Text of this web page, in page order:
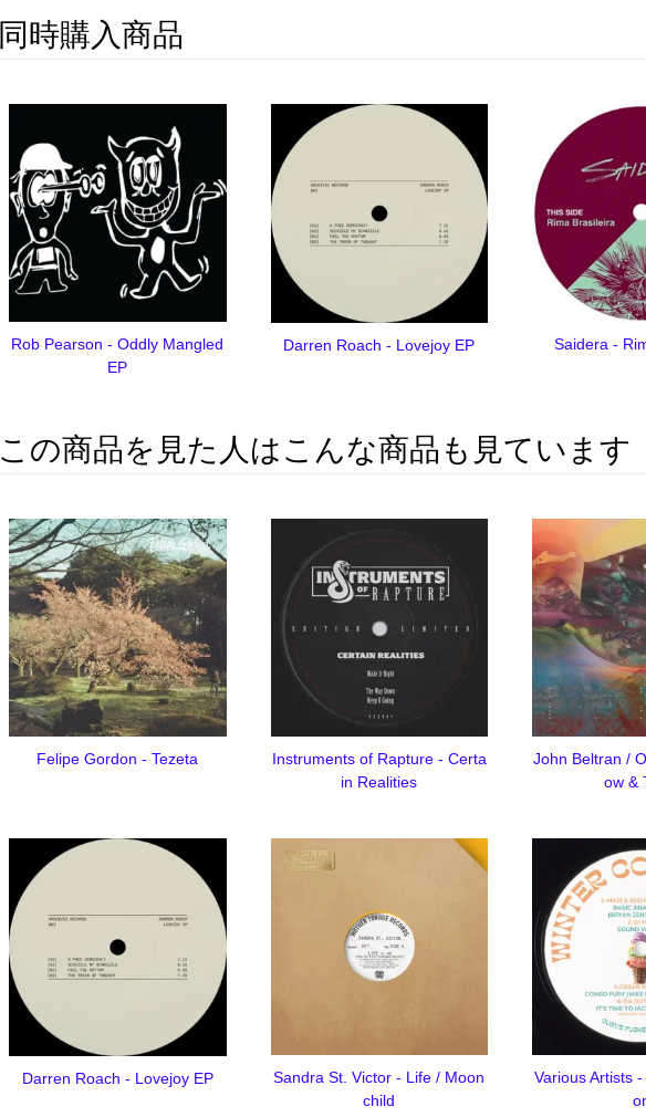
同時購入商品
Rob Pearson - Oddly Mangled
EP
Darren Roach - Lovejoy EP Saidera -
この商品を見た人はこんな商品も見ています
Felipe Gordon - Tezeta
Instruments of Rapture - Certa
in Realities
John Beltran /
ow &
Darren Roach - Lovejoy EP
Sandra St. Victor - Life / Moon
child
Various Artists